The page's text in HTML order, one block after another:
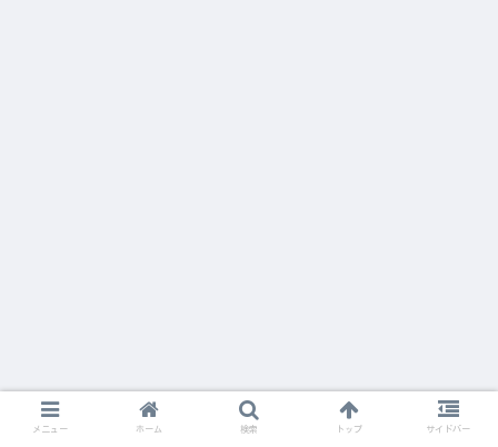
メニュー ホーム 検索 トップ サイドバー